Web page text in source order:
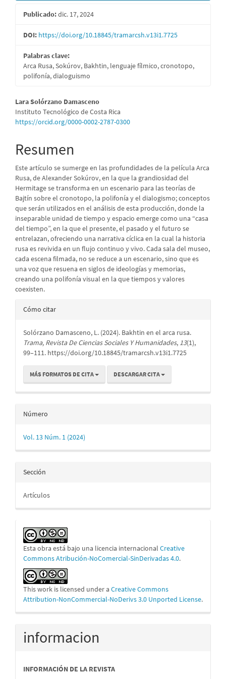
Publicado:dic. 17, 2024
DOI: https://doi.org/10.18845/tramarcsh.v13i1.7725
Palabras clave:
Arca Rusa, Sokúrov, Bakhtin, lenguaje fílmico, cronotopo,
polifonía, dialoguismo
Contenido
principal
artículo
Lara Solórzano Damasceno
Instituto Tecnológico de Costa Rica
https://orcid.org/0000-0002-2787-0300
Resumen
Este artículo se sumerge en las profundidades de la película Arca
Rusa, de Alexander Sokúrov, en la que la grandiosidad del
Hermitage se transforma en un escenario para las teorías de
Bajtín sobre el cronotopo, la polifonía y el dialogismo; conceptos
que serán utilizados en el análisis de esta producción, donde la
inseparable unidad de tiempo y espacio emerge como una “casa
del tiempo”, en la que el presente, el pasado y el futuro se
entrelazan, ofreciendo una narrativa cíclica en la cual la historia
rusa es revivida en un flujo continuo y vivo. Cada sala del museo,
cada escena filmada, no se reduce a un escenario, sino que es
una voz que resuena en siglos de ideologías y memorias,
creando una polifonía visual en la que tiempos y valores
coexisten.
Detalles
artículo
Cómo citar
Solórzano Damasceno, L. (2024). Bakhtin en el arca rusa.
Trama, Revista De Ciencias Sociales Y Humanidades, 13(1),
99–111. https://doi.org/10.18845/tramarcsh.v13i1.7725
MÁS FORMATOS DE CITA DESCARGAR CITA
Número
Vol. 13 Núm. 1 (2024)
Sección
Artículos
Esta obra está bajo una licencia internacional Creative
Commons Atribución-NoComercial-SinDerivadas 4.0.
This work is licensed under a Creative Commons
Attribution-NonCommercial-NoDerivs 3.0 Unported License.
informacion
INFORMACIÓN DE LA REVISTA